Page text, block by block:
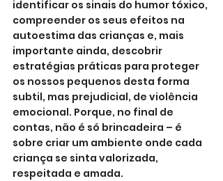
identificar os sinais do humor tóxico,
compreender os seus efeitos na
autoestima das crianças e, mais
importante ainda, descobrir
estratégias práticas para proteger
os nossos pequenos desta forma
subtil, mas prejudicial, de violência
emocional. Porque, no final de
contas, não é só brincadeira – é
sobre criar um ambiente onde cada
criança se sinta valorizada,
respeitada e amada.